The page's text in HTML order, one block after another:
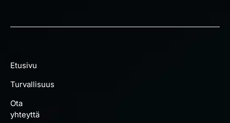
Etusivu
Turvallisuus
Ota
yhteyttä